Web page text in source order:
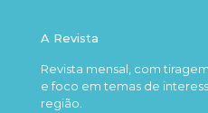
A Revista
Revista mensal, com
e foco em temas de
região.